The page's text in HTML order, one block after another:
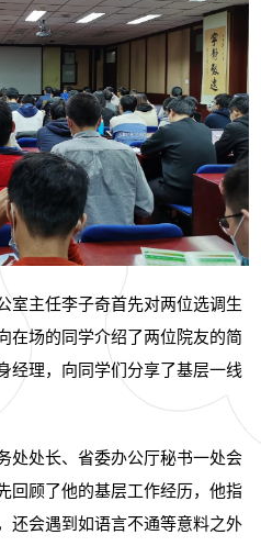
室主任李子奇首先对两位选调生
在场的同学介绍了两位院友的简
经理，向同学们分享了基层一线
处处长、省委办公厅秘书一处会
回顾了他的基层工作经历，他指
还会遇到如语言不通等意料之外